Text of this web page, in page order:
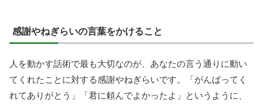
感謝やねぎらいの言葉をかけること
人を動かす話術で最も大切なのが、あなたの言う通りに動い
てくれたことに対する感謝やねぎらいです。「がんばってく
れてありがとう」「君に頼んでよかったよ」というように、